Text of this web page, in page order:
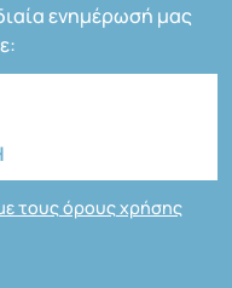
ενημέρωσή μας
τους όρους χρήσης